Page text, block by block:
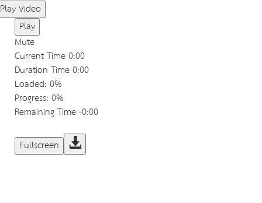
Play Video
Play
Mute
Current Time0:00
Duration Time0:00
Loaded: 0%
Progress: 0%
Remaining Time-0:00
Fullscreen